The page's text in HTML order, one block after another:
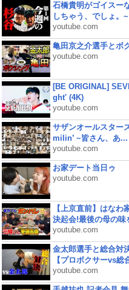
石橋貴明がゴイスー
しちゃう、でしょ。
youtube.com
亀田京之介選手とボ
youtube.com
[BE ORIGINAL]
ght' (4K)
youtube.com
サザンオールスター
milin’ ~皆さん、あ...
youtube.com
お家デート当日ゥ
youtube.com
【上京直前】はなわ
決起会!最後の母の味
youtube.com
金太郎選手と総合対
【プロボクサーvs総
youtube.com